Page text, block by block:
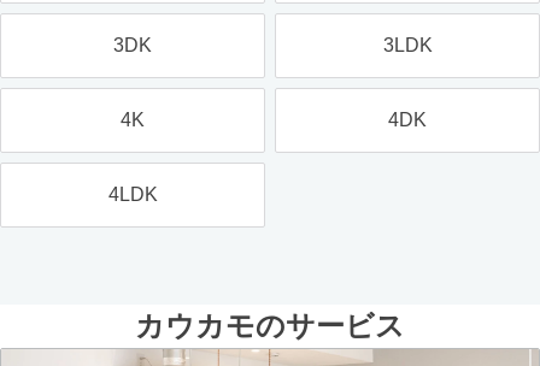
3DK 3LDK
4K 4DK
4LDK
カウカモのサービス